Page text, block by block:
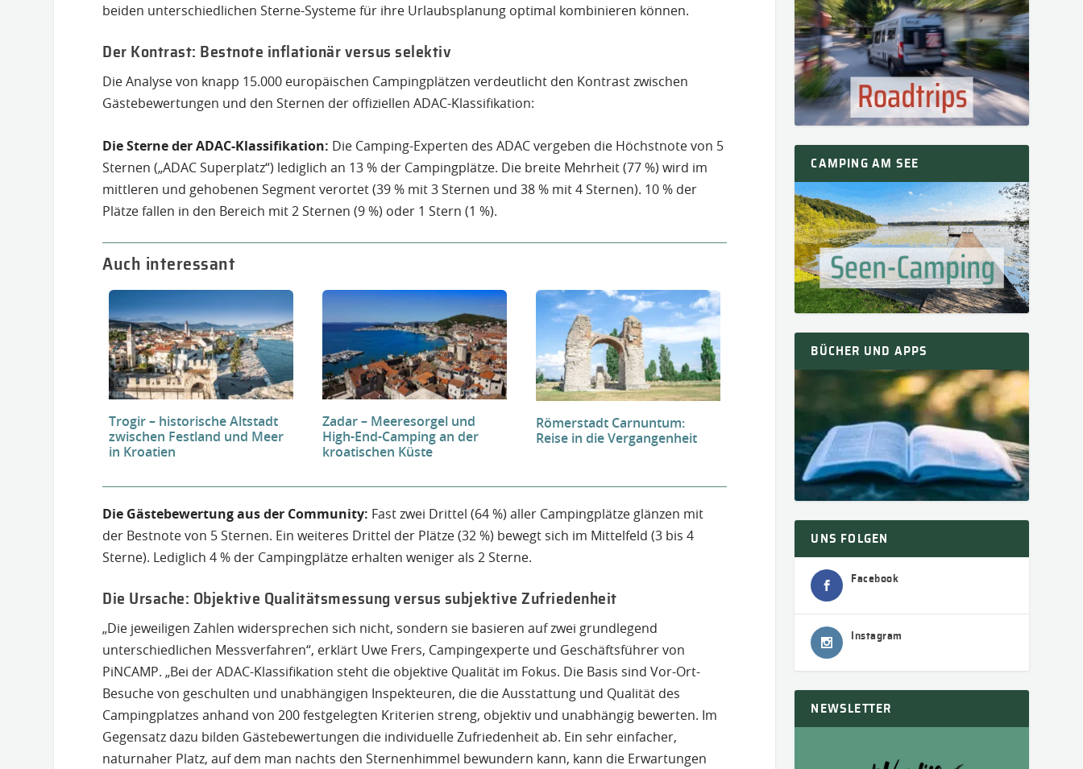
beiden unterschiedlichen Sterne-Systeme für ihre Urlaubsplanung optimal kombinieren können.
Der Kontrast: Bestnote inflationär versus selektiv
Die Analyse von knapp 15.000 europäischen Campingplätzen verdeutlicht den Kontrast zwischen
Gästebewertungen und den Sternen der offiziellen ADAC-Klassifikation:
Die Sterne der ADAC-Klassifikation: Die Camping-Experten des ADAC vergeben die Höchstnote von 5
Sternen („ADAC Superplatz“) lediglich an 13 % der Campingplätze. Die breite Mehrheit (77 %) wird im
mittleren und gehobenen Segment verortet (39 % mit 3 Sternen und 38 % mit 4 Sternen). 10 % der
Plätze fallen in den Bereich mit 2 Sternen (9 %) oder 1 Stern (1 %).
Auch interessant
Trogir – historische Altstadt
zwischen Festland und Meer
in Kroatien
Zadar – Meeresorgel und
High-End-Camping an der
kroatischen Küste
Römerstadt Carnuntum:
Reise in die Vergangenheit
Die Gästebewertung aus der Community: Fast zwei Drittel (64 %) aller Campingplätze glänzen mit
der Bestnote von 5 Sternen. Ein weiteres Drittel der Plätze (32 %) bewegt sich im Mittelfeld (3 bis 4
Sterne). Lediglich 4 % der Campingplätze erhalten weniger als 2 Sterne.
Die Ursache: Objektive Qualitätsmessung versus subjektive Zufriedenheit
„Die jeweiligen Zahlen widersprechen sich nicht, sondern sie basieren auf zwei grundlegend
unterschiedlichen Messverfahren“, erklärt Uwe Frers, Campingexperte und Geschäftsführer von
PiNCAMP. „Bei der ADAC-Klassifikation steht die objektive Qualität im Fokus. Die Basis sind Vor-Ort-
Besuche von geschulten und unabhängigen Inspekteuren, die die Ausstattung und Qualität des
Campingplatzes anhand von 200 festgelegten Kriterien streng, objektiv und unabhängig bewerten. Im
Gegensatz dazu bilden Gästebewertungen die individuelle Zufriedenheit ab. Ein sehr einfacher,
naturnaher Platz, auf dem man nachts den Sternenhimmel bewundern kann, kann die Erwartungen
CAMPING AM SEE
BÜCHER UND APPS
UNS FOLGEN
Facebook
Instagram
NEWSLETTER